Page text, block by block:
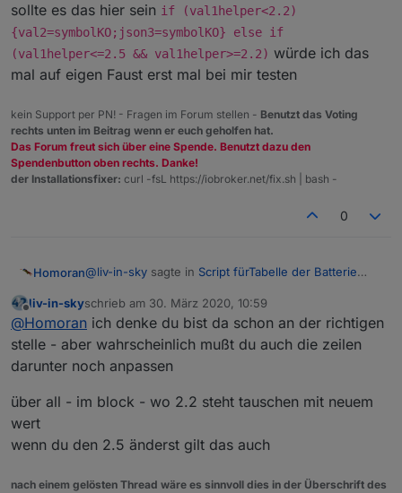
sollte es das hier sein if (val1helper<2.2)
{val2=symbolKO;json3=symbolKO} else if
(val1helper<=2.5 && val1helper>=2.2) würde ich das
mal auf eigen Faust erst mal bei mir testen
kein Support per PN! - Fragen im Forum stellen - Benutzt das Voting
rechts unten im Beitrag wenn er euch geholfen hat.
Das Forum freut sich über eine Spende. Benutzt dazu den
Spendenbutton oben rechts. Danke!
der Installationsfixer: curl -fsL https://iobroker.net/fix.sh | bash -
0
Homoran@liv-in-sky sagte in Script fürTabelle der Batterie
soweit ich mich erinnere:
ich habe das nach deinen vorgaben
du erinnerst dich richtig!
Das wollten wir mit dem jetzigen Wert erst mal testen
Zustände :
geben
Offline
liv-in-skyschrieb am 30. März 2020, 10:59
zuletzt editiert von
@Homoran ich denke du bist da schon an der richtigen
stelle - aber wahrscheinlich mußt du auch die zeilen
darunter noch anpassen
über all - im block - wo 2.2 steht tauschen mit neuem
wert
wenn du den 2.5 änderst gilt das auch
nach einem gelösten Thread wäre es sinnvoll dies in der Überschrift des